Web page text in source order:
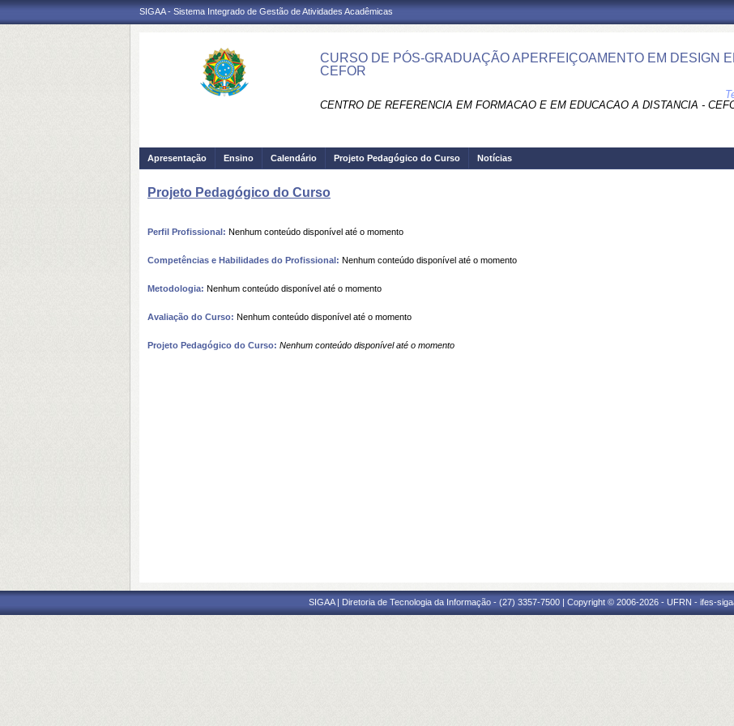
SIGAA - Sistema Integrado de Gestão de Atividades Acadêmicas
CURSO DE PÓS-GRADUAÇÃO APERFEIÇOAMENTO EM DESIGN
CEFOR
CENTRO DE REFERENCIA EM FORMACAO E EM EDUCACAO A DISTANCIA -
Apresentação Ensino Calendário Projeto Pedagógico do Curso Notícias
Projeto Pedagógico do Curso
Perfil Profissional: Nenhum conteúdo disponível até o momento
Competências e Habilidades do Profissional: Nenhum conteúdo disponível até o momento
Metodologia: Nenhum conteúdo disponível até o momento
Avaliação do Curso: Nenhum conteúdo disponível até o momento
Projeto Pedagógico do Curso: Nenhum conteúdo disponível até o momento
SIGAA | Diretoria de Tecnologia da Informação - (27) 3357-7500 | Copyright © 2006-2026 - UFRN - ifes-